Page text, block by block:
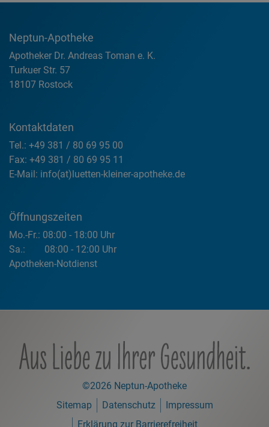
Neptun-Apotheke
Apotheker Dr. Andreas Toman e. K.
Turkuer Str. 57
18107 Rostock
Kontaktdaten
Tel.: +49 381 / 80 69 95 00
Fax: +49 381 / 80 69 95 11
E-Mail: info(at)luetten-kleiner-apotheke.de
Öffnungszeiten
Mo.-Fr.: 08:00 - 18:00 Uhr
Sa.: 08:00 - 12:00 Uhr
Apotheken-Notdienst
©2026 Neptun-Apotheke
Sitemap
Datenschutz
Impressum
Erklärung zur Barrierefreiheit